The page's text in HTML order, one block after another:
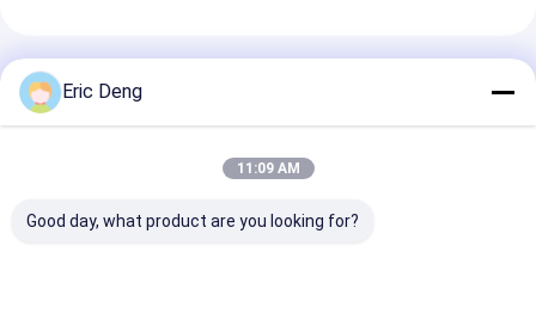
Empfohlene Produkte
Eric Deng
11:09 AM
Good day, what product are you looking for?